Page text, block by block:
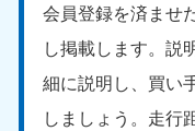
会員登録を済ませ
し掲載します。説
細に説明し、買い
しましょう。走行